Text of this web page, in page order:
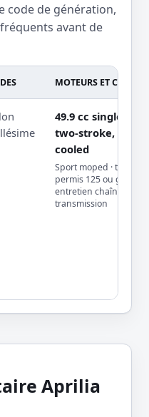
code de génération,
avant de
MOTEURS ET
49.9 cc single
two-stroke, liquid
cooled
Sport moped · trajets
permis 125 ou gros
entretien chaîne ou
transmission
Aprilia